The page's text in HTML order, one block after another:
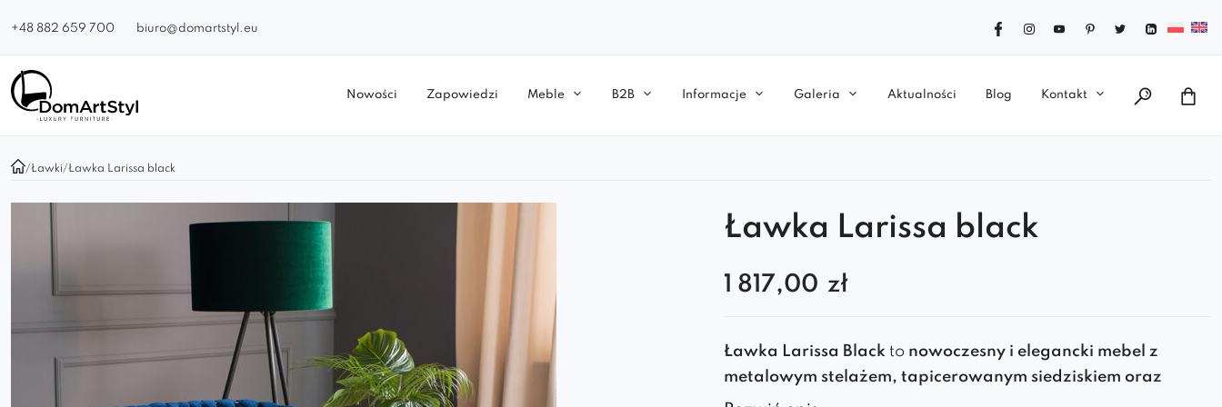
+48 882 659 700 biuro@domartstyl.eu
Nowości Zapowiedzi Meble B2B Informacje Galeria Aktualności Blog Kontakt
/Ławki/Ławka Larissa black
Ławka Larissa black
1 817,00 zł
Ławka Larissa Black to nowoczesny i elegancki mebel z
metalowym stelażem, tapicerowanym siedziskiem oraz
wygodnym oparciem